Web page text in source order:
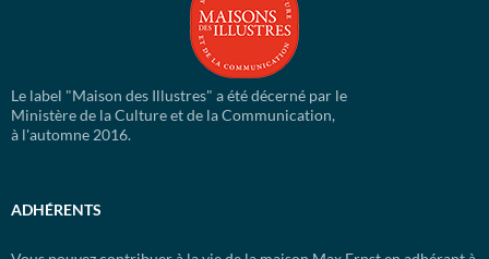
Le label "Maison des Illustres" a été décerné par le
Ministère de la Culture et de la Communication,
à l'automne 2016.
ADHÉRENTS